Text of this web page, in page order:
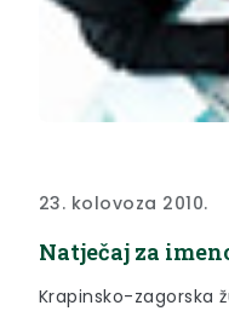
23. kolovoza 2010.
Natječaj za
Krapinsko-zagorska